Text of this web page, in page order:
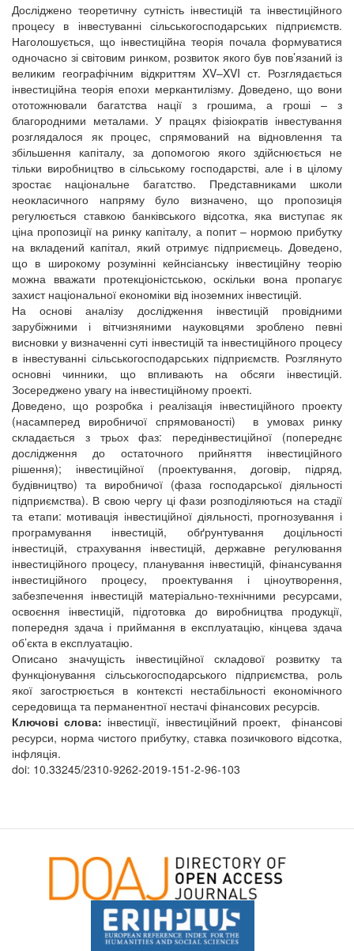
Досліджено теоретичну сутність інвестицій та інвестиційного
процесу в інвестуванні сільськогосподарських підприємств.
Наголошується, що інвестиційна теорія почала формуватися
одночасно зі світовим ринком, розвиток якого був пов’язаний із
великим географічним відкриттям XV–XVI ст. Розглядається
інвестиційна теорія епохи меркантилізму. Доведено, що вони
ототожнювали багатства нації з грошима, а гроші – з
благородними металами. У працях фізіократів інвестування
розглядалося як процес, спрямований на відновлення та
збільшення капіталу, за допомогою якого здійснюється не
тільки виробництво в сільському господарстві, але і в цілому
зростає національне багатство. Представниками школи
неокласичного напряму було визначено, що пропозиція
регулюється ставкою банківського відсотка, яка виступає як
ціна пропозиції на ринку капіталу, а попит – нормою прибутку
на вкладений капітал, який отримує підприємець. Доведено,
що в широкому розумінні кейнсіанську інвестиційну теорію
можна вважати протекціоністською, оскільки вона пропагує
захист національної економіки від іноземних інвестицій.
На основі аналізу дослідження інвестицій провідними
зарубіжними і вітчизняними науковцями зроблено певні
висновки у визначенні суті інвестицій та інвестиційного процесу
в інвестуванні сільськогосподарських підприємств. Розглянуто
основні чинники, що впливають на обсяги інвестицій.
Зосереджено увагу на інвестиційному проекті.
Доведено, що розробка і реалізація інвестиційного проекту
(насамперед виробничої спрямованості) в умовах ринку
складається з трьох фаз: передінвестиційної (попереднє
дослідження до остаточного прийняття інвестиційного
рішення); інвестиційної (проектування, договір, підряд,
будівництво) та виробничої (фаза господарської діяльності
підприємства). В свою чергу ці фази розподіляються на стадії
та етапи: мотивація інвестиційної діяльності, прогнозування і
програмування інвестицій, обґрунтування доцільності
інвестицій, страхування інвестицій, державне регулювання
інвестиційного процесу, планування інвестицій, фінансування
інвестиційного процесу, проектування і ціноутворення,
забезпечення інвестицій матеріально-технічними ресурсами,
освоєння інвестицій, підготовка до виробництва продукції,
попередня здача і приймання в експлуатацію, кінцева здача
об’єкта в експлуатацію.
Описано значущість інвестиційної складової розвитку та
функціонування сільськогосподарського підприємства, роль
якої загострюється в контексті нестабільності економічного
середовища та перманентної нестачі фінансових ресурсів.
Ключові слова: інвестиції, інвестиційний проект, фінансові
ресурси, норма чистого прибутку, ставка позичкового відсотка,
інфляція.
doi: 10.33245/2310-9262-2019-151-2-96-103